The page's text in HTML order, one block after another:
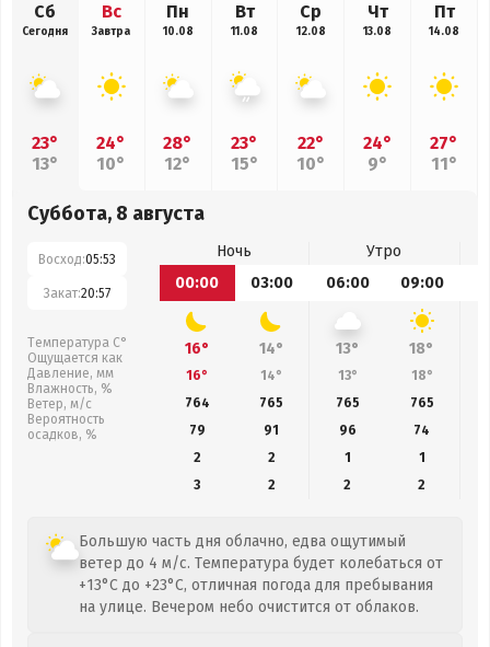
Сб
Сегодня
23°
13°
Вс
Завтра
24°
10°
Пн
10.08
28°
12°
Вт
11.08
23°
15°
Ср
12.08
22°
10°
Чт
13.08
24°
9°
Пт
14.08
27°
11°
Суббота, 8 августа
Восход:05:53
Закат:20:57
Температура С°
Ощущается как
Давление, мм
Влажность, %
Ветер, м/с
Вероятность
осадков, %
Ночь
Утро
00:00
03:00 06:00 09:00
16° 14° 13° 18°
16° 14° 13° 18°
764
765 765 765
79
91 96 74
2
2 1
1
3
2 2 2
Большую часть дня облачно, едва ощутимый
ветер до 4 м/с. Температура будет колебаться от
+13°C до +23°C, отличная погода для пребывания
на улице. Вечером небо очистится от облаков.